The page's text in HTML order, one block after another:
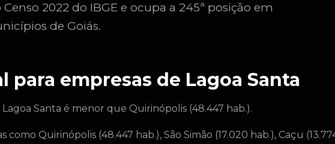
2022 do IBGE e ocupa a 245ª posição em
de Goiás.
empresas de Lagoa Santa
Santa é menor que Quirinópolis (48.447 hab.).
como Quirinópolis (48.447 hab.), São Simão (17.020 hab.), Caçu